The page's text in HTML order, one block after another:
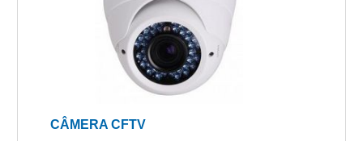
reduzem falsos alarmes e tornam o
monitoramento mais eficiente, atendendo aos
mais altos padrões de segurança e
gerenciamento.
CÂMERA CFTV